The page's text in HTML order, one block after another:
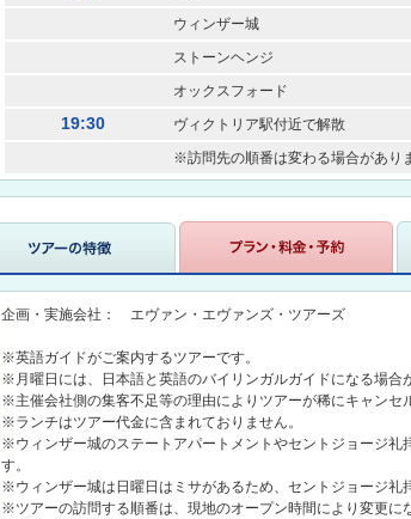
ウィンザー城
ストーンヘンジ
オックスフォード
19:30
ヴィクトリア駅付近で解散
※訪問先の順番は変わる場合があり
企画・実施会社： エヴァン・エヴァンズ・ツアーズ
※英語ガイドがご案内するツアーです。
※月曜日には、日本語と英語のバイリンガルガイドになる場合
※主催会社側の集客不足等の理由によりツアーが稀にキャンセ
※ランチはツアー代金に含まれておりません。
※ウィンザー城のステートアパートメントやセントジョージ礼
す。
※ウィンザー城は日曜日はミサがあるため、セントジョージ礼
※ツアーの訪問する順番は、現地のオープン時間により変更に